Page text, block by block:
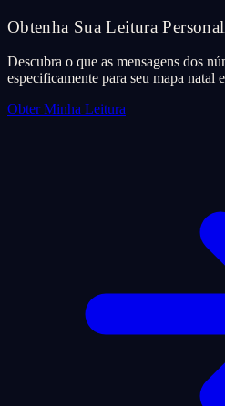
Obtenha Sua Leitura
Descubra o que as mensagens dos
especificamente para seu mapa natal
Obter Minha Leitura